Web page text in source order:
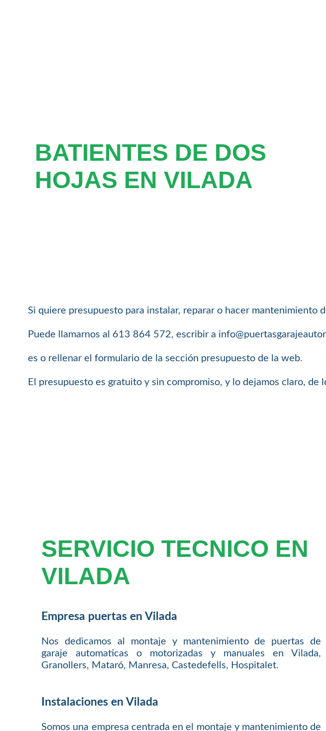
BATIENTES DE DOS
HOJAS EN VILADA
Si quiere presupuesto para instalar, reparar o hacer mantenimiento
Puede llamarnos al 613 864 572, escribir a
es o rellenar el formulario de la sección presupuesto de la web.
El presupuesto es gratuito y sin compromiso, y lo dejamos claro,
SERVICIO TECNICO EN
VILADA
Empresa puertas en Vilada
Nos dedicamos al montaje y mantenimiento de puertas de
garaje automaticas o motorizadas y manuales en Vilada,
Granollers, Mataró, Manresa, Castedefells, Hospitalet.
Instalaciones en Vilada
Somos una empresa centrada en el montaje y mantenimiento de